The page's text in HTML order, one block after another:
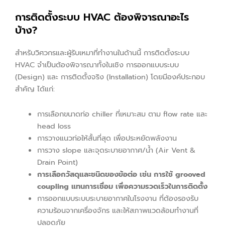
การติดตั้งระบบ HVAC ต้องพิจารณาอะไร
บ้าง?
สำหรับวิศวกรและผู้รับเหมาที่ทำงานในด้านนี้ การติดตั้งระบบ
HVAC จำเป็นต้องพิจารณาทั้งในเชิง การออกแบบระบบ
(Design) และ การติดตั้งจริง (Installation) โดยมีองค์ประกอบ
สำคัญ ได้แก่:
การเลือกขนาดท่อ chiller ที่เหมาะสม ตาม flow rate และ
head loss
การวางแนวท่อให้สั้นที่สุด เพื่อประหยัดพลังงาน
การวาง slope และจุดระบายอากาศ/น้ำ (Air Vent &
Drain Point)
การเลือกวัสดุและชนิดของข้อต่อ เช่น การใช้ grooved
coupling แทนการเชื่อม เพื่อความรวดเร็วในการติดตั้ง
การออกแบบระบบระบายอากาศในโรงงาน ที่ต้องรองรับ
ความร้อนจากเครื่องจักร และให้สภาพแวดล้อมทำงานที่
ปลอดภัย